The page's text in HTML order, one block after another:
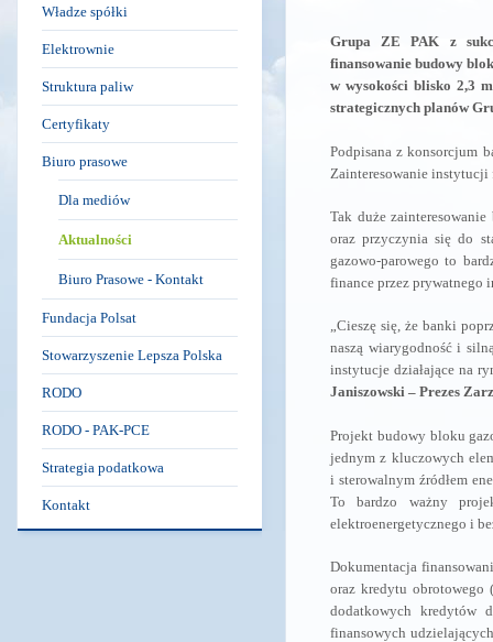
Władze spółki
Elektrownie
Struktura paliw
Certyfikaty
Biuro prasowe
Dla mediów
Aktualności
Biuro Prasowe - Kontakt
Fundacja Polsat
Stowarzyszenie Lepsza Polska
RODO
RODO - PAK-PCE
Strategia podatkowa
Kontakt
Grupa ZE PAK z
finansowanie budowy
w wysokości blisko 2,3
strategicznych planów
Podpisana z konsorcjum
Zainteresowanie instytucji
Tak duże
oraz przyczynia się do
gazowo-parowego to
finance przez prywatnego
„Cieszę się, że banki
naszą wiarygodność i
instytucje działające na
Janiszowski – Prezes
Projekt budowy bloku
jednym z kluczowych
i sterowalnym źródłem
To bardzo ważny
elektroenergetycznego i
Dokumentacja
oraz kredytu
dodatkowych kredytów
finansowych